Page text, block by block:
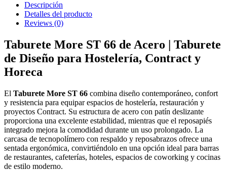
Descripción
Detalles del producto
Reviews (0)
Taburete More ST 66 de Acero | Taburete
de Diseño para Hostelería, Contract y
Horeca
El Taburete More ST 66 combina diseño contemporáneo, confort
y resistencia para equipar espacios de hostelería, restauración y
proyectos Contract. Su estructura de acero con patín deslizante
proporciona una excelente estabilidad, mientras que el reposapiés
integrado mejora la comodidad durante un uso prolongado. La
carcasa de tecnopolímero con respaldo y reposabrazos ofrece una
sentada ergonómica, convirtiéndolo en una opción ideal para barras
de restaurantes, cafeterías, hoteles, espacios de coworking y cocinas
de estilo moderno.